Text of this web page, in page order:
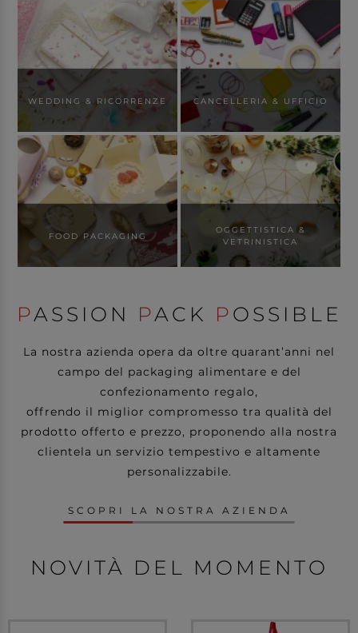
WEDDING & RICORRENZE CANCELLERIA & UFFICIO
FOOD PACKAGING
OGGETTISTICA &
VETRINISTICA
PASSION PACK P OSSIBLE
La nostra azienda opera da oltre quarant’anni nel
campo del packaging alimentare e del
confezionamento regalo,
offrendo il miglior compromesso tra qualità del
prodotto offerto e prezzo, proponendo alla nostra
clientela un servizio tempestivo e altamente
personalizzabile.
SCOPRI LA NOSTRA AZIENDA
NOVITÀ DEL MOMENTO